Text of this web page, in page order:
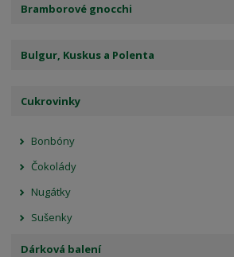
n
Bramborové gnocchi
Bulgur, Kuskus a Polenta
Cukrovinky
Bonbóny
Čokolády
Nugátky
Sušenky
Dárková balení